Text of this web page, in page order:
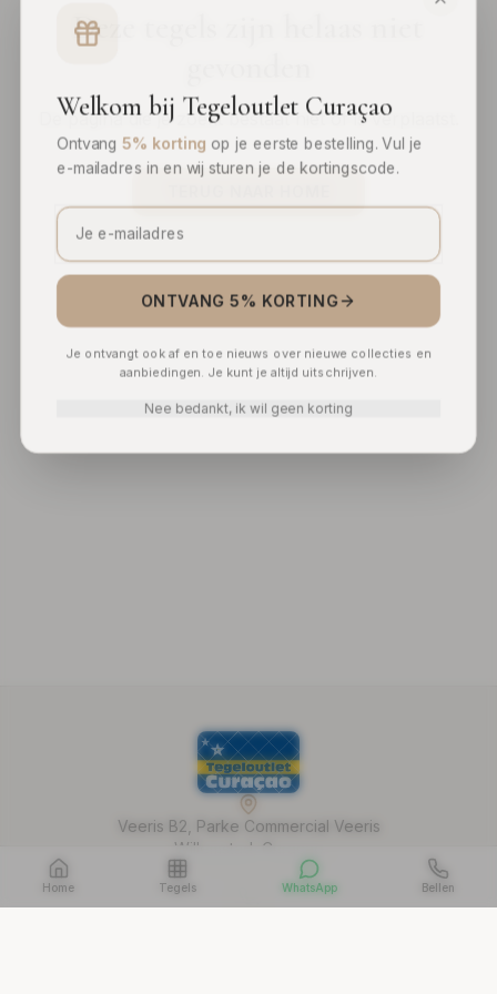
Deze tegels zijn helaas niet
De pagina die je zoekt bestaat niet of is verplaatst.
Veeris B2, Parke Commercial Veeris
Willemstad, Curaçao
Welkom bij Tegeloutlet Curaçao
Ontvang 5% korting op je eerste bestelling. Vul je
e-mailadres in en wij sturen je de kortingscode.
ONTVANG 5% KORTING
Je ontvangt ook af en toe nieuws over nieuwe collecties en
aanbiedingen. Je kunt je altijd uitschrijven.
Nee bedankt, ik wil geen korting
Home Tegels WhatsApp Bellen